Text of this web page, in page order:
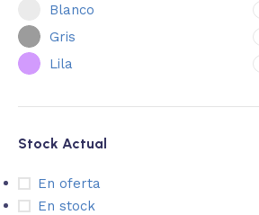
Blanco
Gris
Lila
Stock Actual
En oferta
En stock